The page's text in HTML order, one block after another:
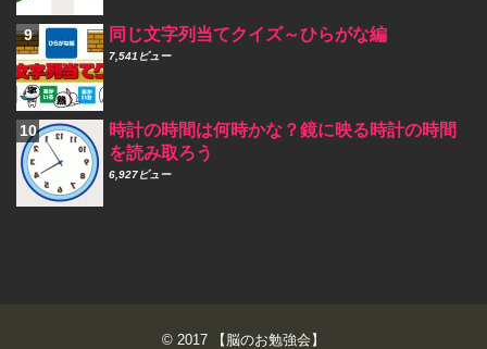
同じ文字列当てクイズ～ひらがな編
7,541ビュー
時計の時間は何時かな？鏡に映る時計の時間
を読み取ろう
6,927ビュー
© 2017 【脳のお勉強会】